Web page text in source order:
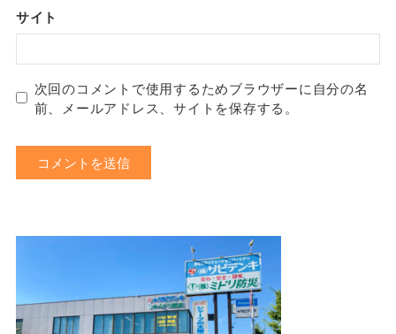
サイト
次回のコメントで使用するためブラウザーに自分の名
前、メールアドレス、サイトを保存する。